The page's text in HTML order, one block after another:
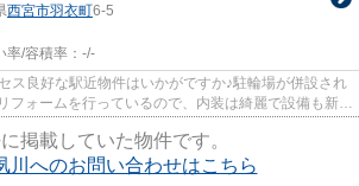
西宮市羽衣町6-5
率/容積率： -/-
ス良好な駅近物件はいかがですか♪駐輪場が併設され
フォームを行っているので、内装は綺麗で設備も新し
...
掲載していた物件です。
川へのお問い合わせはこちら